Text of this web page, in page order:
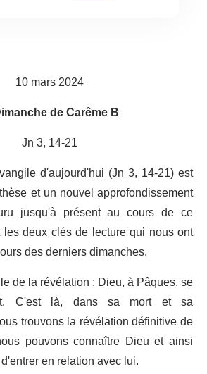
10 mars 2024
de Carême B
Jn 3, 14-21
d'aujourd'hui (Jn 3, 14-21) est
et un nouvel approfondissement
jusqu'à présent au cours de ce
deux clés de lecture qui nous ont
des derniers dimanches.
de la révélation : Dieu, à Pâques, se
C'est là, dans sa mort et sa
trouvons la révélation définitive de
pouvons connaître Dieu et ainsi
en relation avec lui.